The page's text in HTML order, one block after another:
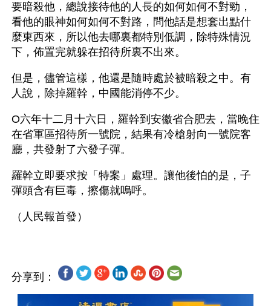
要暗殺他，總說接待他的人長的如何如何不對勁，
看他的眼神如何如何不對路，問他話是想套出點什
麼東西來，所以他去哪裏都特別低調，除特殊情況
下，佈置完就躲在招待所裏不出來。
但是，儘管這樣，他還是隨時處於被暗殺之中。有
人說，除掉羅幹，中國能消停不少。
O六年十二月十六日，羅幹到安徽省合肥去，當晚住
在省軍區招待所一號院，結果有冷槍射向一號院客
廳，共發射了六發子彈。
羅幹立即要求按「特案」處理。讓他後怕的是，子
彈頭含有巨毒，擦傷就嗚呼。
分享到：